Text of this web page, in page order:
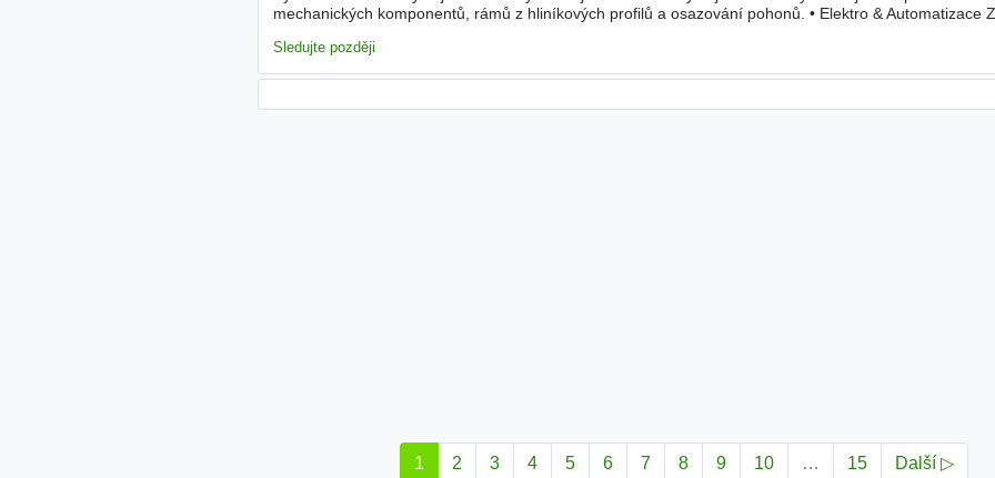
mechanických komponentů, rámů z hliníkových profilů a osazování pohonů. • Elektro & Automatizace
Sledujte později
1 2 3 4 5 6 7 8 9 10 … 15 Další ▷